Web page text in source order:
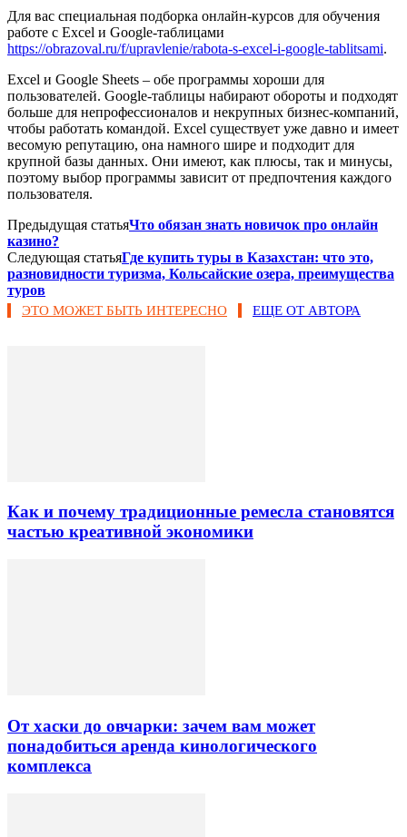
Для вас специальная подборка онлайн-курсов для обучения
работе с Excel и Google-таблицами
https://obrazoval.ru/f/upravlenie/rabota-s-excel-i-google-tablitsami.
Excel и Google Sheets – обе программы хороши для
пользователей. Google-таблицы набирают обороты и подходят
больше для непрофессионалов и некрупных бизнес-компаний,
чтобы работать командой. Excel существует уже давно и имеет
весомую репутацию, она намного шире и подходит для
крупной базы данных. Они имеют, как плюсы, так и минусы,
поэтому выбор программы зависит от предпочтения каждого
пользователя.
Предыдущая статьяЧто обязан знать новичок про онлайн
казино?
Следующая статьяГде купить туры в Казахстан: что это,
разновидности туризма, Кольсайские озера, преимущества
туров
ЭТО МОЖЕТ БЫТЬ ИНТЕРЕСНО ЕЩЕ ОТ АВТОРА
Как и почему традиционные ремесла становятся
частью креативной экономики
От хаски до овчарки: зачем вам может
понадобиться аренда кинологического
комплекса